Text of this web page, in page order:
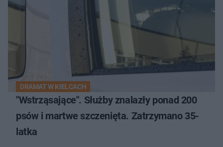
DRAMAT W KIELCACH
"Wstrząsające". Służby znalazły ponad 200
psów i martwe szczenięta. Zatrzymano 35-
latka